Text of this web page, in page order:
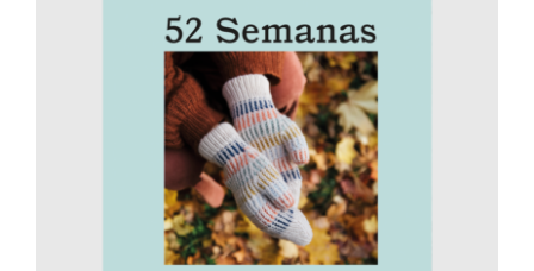
AÑADIR AL CARRITO
/